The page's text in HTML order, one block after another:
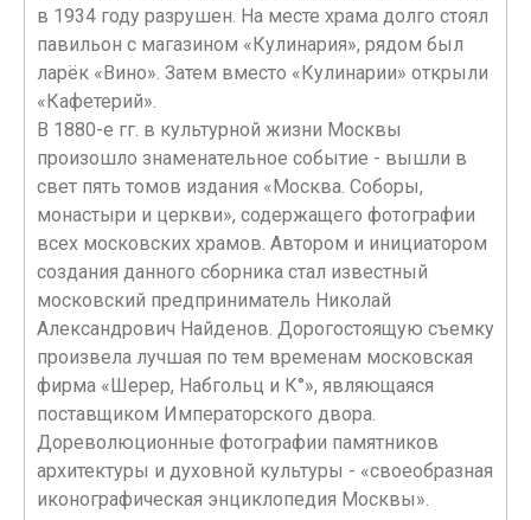
в 1934 году разрушен. На месте храма долго стоял
павильон с магазином «Кулинария», рядом был
ларёк «Вино». Затем вместо «Кулинарии» открыли
«Кафетерий».
В 1880-е гг. в культурной жизни Москвы
произошло знаменательное событие - вышли в
свет пять томов издания «Москва. Соборы,
монастыри и церкви», содержащего фотографии
всех московских храмов. Автором и инициатором
создания данного сборника стал известный
московский предприниматель Николай
Александрович Найденов. Дорогостоящую съемку
произвела лучшая по тем временам московская
фирма «Шерер, Набгольц и К°», являющаяся
поставщиком Императорского двора.
Дореволюционные фотографии памятников
архитектуры и духовной культуры - «своеобразная
иконографическая энциклопедия Москвы».